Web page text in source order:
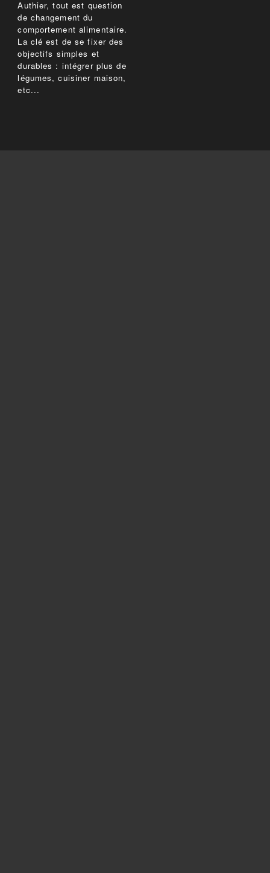
Authier, tout est question
de changement du
comportement alimentaire.
La clé est de se fixer des
objectifs simples et
durables : intégrer plus de
légumes, cuisiner maison,
etc...